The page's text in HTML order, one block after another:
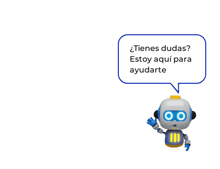
¿Tienes dudas?
Estoy aquí para
ayudarte